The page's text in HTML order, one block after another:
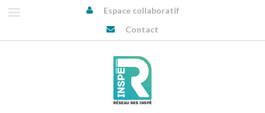
Espace collaboratif
Contact